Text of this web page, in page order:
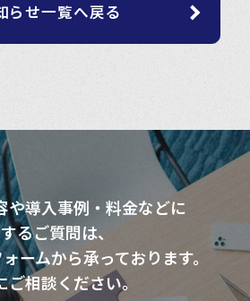
らせ一覧へ戻る
や導入事例・料金などに
るご質問は、
ームから承っております。
ご相談ください。